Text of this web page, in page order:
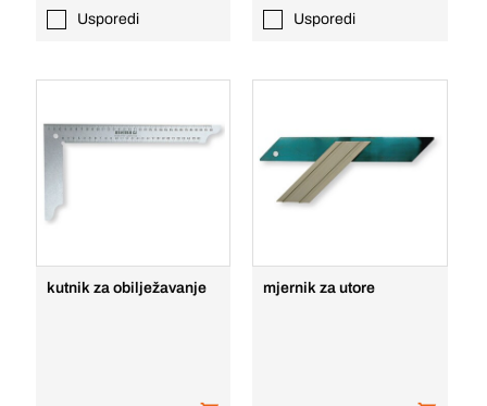
Usporedi Usporedi
kutnik za obilježavanje mjernik za utore